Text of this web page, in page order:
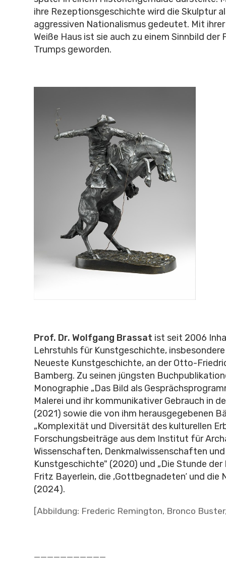
ihre Rezeptionsgeschichte wird die Skulptur
aggressiven Nationalismus gedeutet. Mit ihrer
Weiße Haus ist sie auch zu einem Sinnbild der
Trumps geworden.
Prof. Dr. Wolfgang Brassat ist seit 2006
Lehrstuhls für Kunstgeschichte,
Neueste Kunstgeschichte, an der Otto-
Bamberg. Zu seinen jüngsten
Monographie „Das Bild als
Malerei und ihr kommunikativer Gebrauch in
(2021) sowie die von ihm herausgegebenen
„Komplexität und Diversität des kulturellen
Forschungsbeiträge aus dem Institut für
Wissenschaften, Denkmalwissenschaften und
Kunstgeschichte" (2020) und „Die Stunde der
Fritz Bayerlein, die ‚Gottbegnadeten‘ und die
(2024).
[Abbildung: Frederic Remington, Bronco
___________